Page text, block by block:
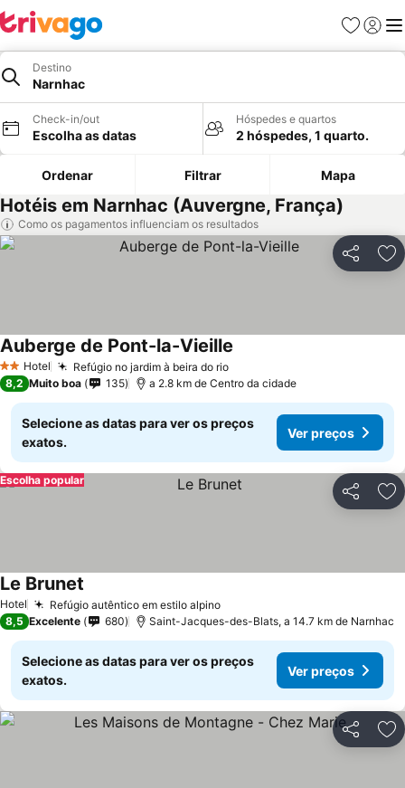
Favoritos
Iniciar
Destino
Narnhac
Check-in/out
Escolha as datas
Hóspedes e quartos
2 hóspedes, 1 quarto.
Ordenar Filtrar Mapa
Hotéis em Narnhac (Auvergne, França)
Como os pagamentos influenciam os resultados
Partilhar
2 Estrelas
Hotel Refúgio no jardim à beira do rioVer preços
Auberge de Pont-la-Vieille
8,2 Muito boa 135 a 2.8 km de Centro da cidade
Selecione as datas para ver os preços
exatos.
Ver preços
Partilhar
Escolha popular
Hotel Refúgio autêntico em estilo alpinoVer preços
Le Brunet
8,5 Excelente 680 Saint-Jacques-des-Blats, a 14.7 km de Narnhac
Selecione as datas para ver os preços
exatos.
Ver preços
Partilhar